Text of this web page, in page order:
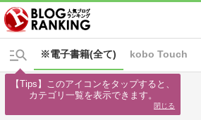
※電子書籍(全て) kobo Touch
【Tips】このアイコンをタップすると、
カテゴリ一覧を表示できます。
閉じる